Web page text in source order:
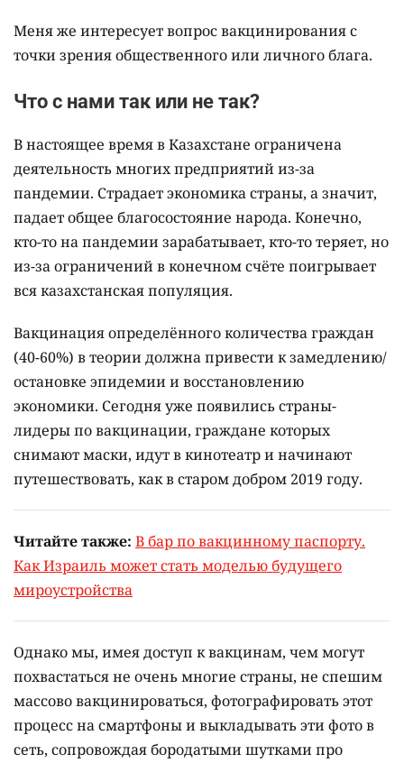
Меня же интересует вопрос вакцинирования с
точки зрения общественного или личного блага.
Что с нами так или не так?
В настоящее время в Казахстане ограничена
деятельность многих предприятий из-за
пандемии. Страдает экономика страны, а значит,
падает общее благосостояние народа. Конечно,
кто-то на пандемии зарабатывает, кто-то теряет, но
из-за ограничений в конечном счёте поигрывает
вся казахстанская популяция.
Вакцинация определённого количества граждан
(40-60%) в теории должна привести к замедлению/
остановке эпидемии и восстановлению
экономики. Сегодня уже появились страны-
лидеры по вакцинации, граждане которых
снимают маски, идут в кинотеатр и начинают
путешествовать, как в старом добром 2019 году.
Читайте также: В бар по вакцинному паспорту.
Как Израиль может стать моделью будущего
мироустройства
Однако мы, имея доступ к вакцинам, чем могут
похвастаться не очень многие страны, не спешим
массово вакцинироваться, фотографировать этот
процесс на смартфоны и выкладывать эти фото в
сеть, сопровождая бородатыми шутками про